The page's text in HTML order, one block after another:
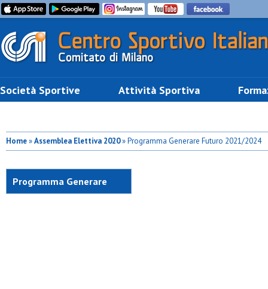
Società Sportive Attività Sportiva
Home»Assemblea Elettiva 2020» Programma Generare Futuro 2021/2024
Programma Generare